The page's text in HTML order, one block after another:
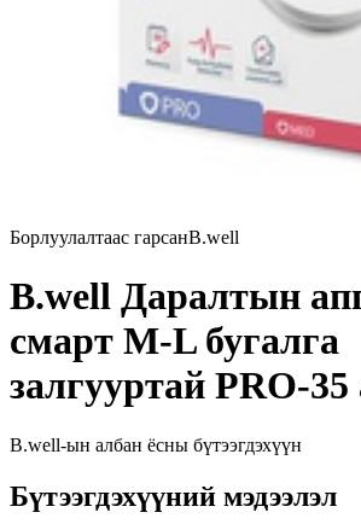
Борлуулалтаас гарсанB.well
B.well Даралтын
смарт M-L бугалга
залгууртай PRO-35
B.well-ын албан ёсны бүтээгдэхүүн
Бүтээгдэхүүний мэдээлэл